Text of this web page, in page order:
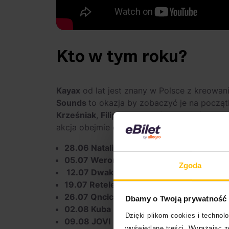
Zgoda
Dbamy o Twoją prywatność
Dzięki plikom cookies i
Kto w tym roku?
Kayax od lat jest znany w Polsce z
Sounds to okazja by zobaczyć je na
Krześniak Filip GrodowskiczyNastia. W
akcja obejmie całe lato. Oto kogo
28.06 Natalia Marczuk
05.07 Weronika Drybs
12.07 Dwaka
19.07 Retelevski
26.07 Qncicka
02.08 Kuba Folwarczny
09.08 JOVI